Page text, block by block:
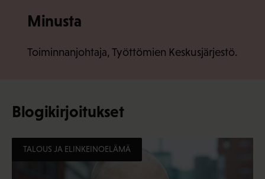
Minusta
Toiminnanjohtaja, Työttömien Keskusjärjestö.
Blogikirjoitukset
TALOUS JA ELINKEINOELÄMÄ